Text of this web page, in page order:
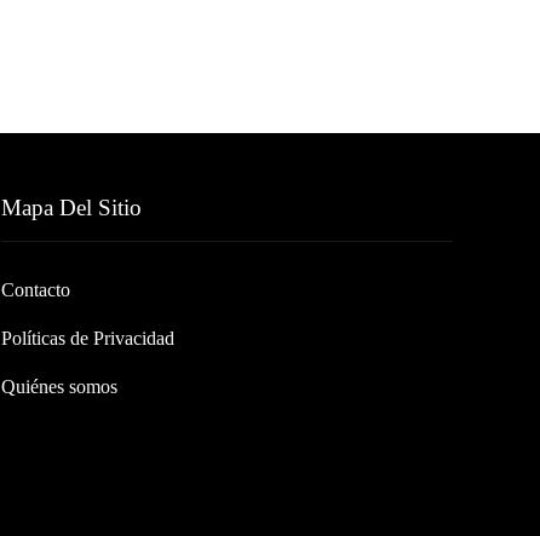
Mapa Del Sitio
Contacto
Políticas de Privacidad
Quiénes somos